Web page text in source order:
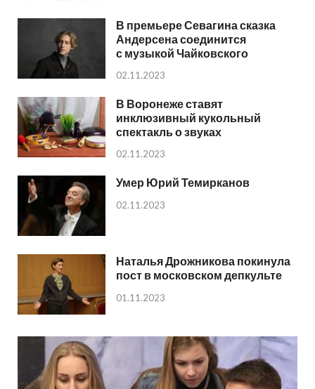
В премьере Севагина сказка
Андерсена соединится
с музыкой Чайковского
02.11.2023
В Воронеже ставят
инклюзивный кукольный
спектакль о звуках
02.11.2023
Умер Юрий Темирканов
02.11.2023
Наталья Дрожникова покинула
пост в московском депкульте
01.11.2023